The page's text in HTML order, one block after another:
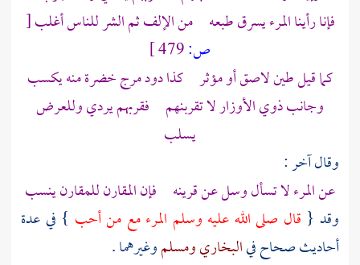
فإنا رأينا المرء يسرق طبعه من الإلف ثم الشر للناس أغلب[
ص:
كما قيل طين لاصق أو مؤثر كذا دود مرج خضرة منه يكسب
وجانب ذوي الأوزار لا تقربنهم فقربهم يردي وللعرض
يسلب
وقال آخر :
عن المرء لا تسأل وسل عن قرينه فإن المقارن للمقارن ينسب
وقد { قال صلى الله عليه وسلم المرء مع من أحب } في عدة
أحاديث صحاح فيالبخاريومسلموغيرهما .